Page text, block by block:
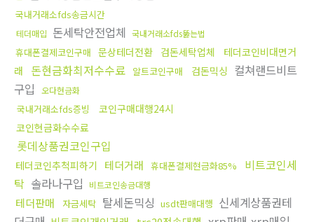
국내거래소fds송금시간
테더매입 돈세탁안전업체 국내거래소fds뚫는법
휴대폰결제코인구매 문상테더전환 검돈세탁업체
테더코인비대면거
래
돈현금화최저수수료 알트코인구매 검돈믹싱 컬쳐랜드비트
구입
오다현금화
국내거래소fds증빙
코인구매대행24시
코인현금화수수료
롯데상품권코인구입
테더코인추척피하기 테더거래 휴대폰결제현금화85%
비트코인세
탁 솔라나구입 비트코인송금대행
테더판매 자금세탁 탈세돈믹싱 usdt판매대행 신세계상품권테